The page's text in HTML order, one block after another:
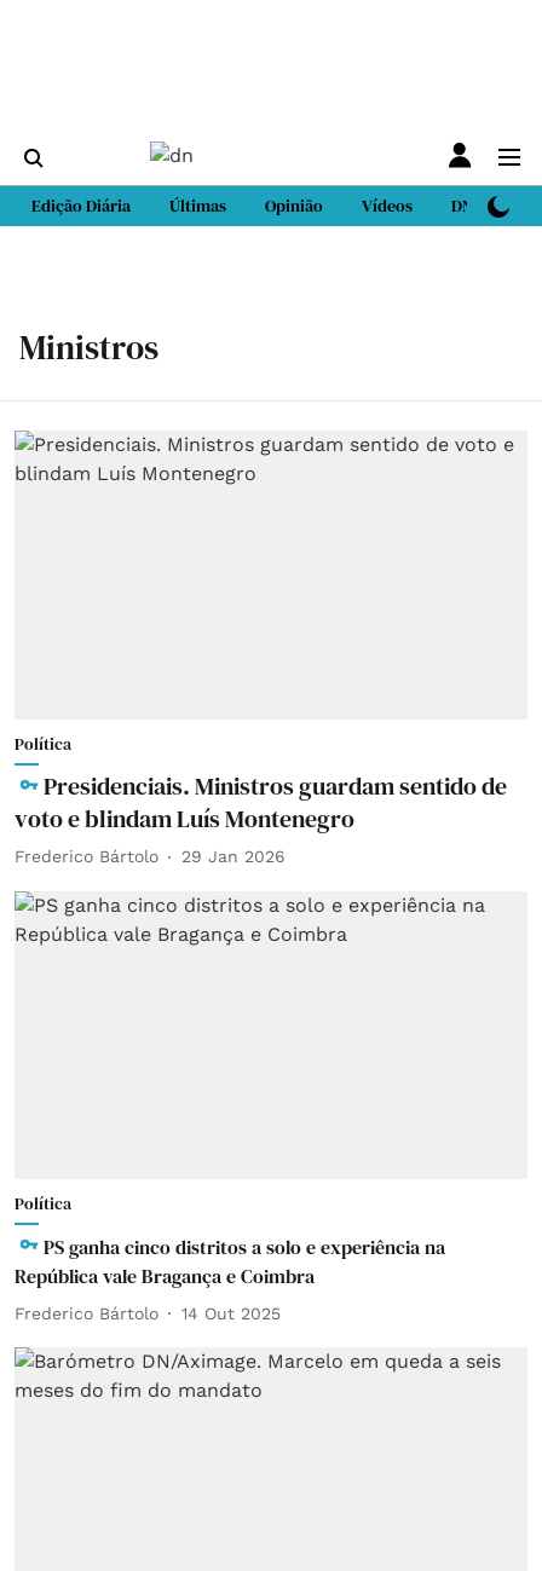
Edição Diária Últimas Opinião Vídeos DN Sport
Ministros
Política
Presidenciais. Ministros guardam sentido de
voto e blindam Luís Montenegro
Frederico Bártolo 29 Jan 2026
Política
PS ganha cinco distritos a solo e experiência na
República vale Bragança e Coimbra
Frederico Bártolo 14 Out 2025